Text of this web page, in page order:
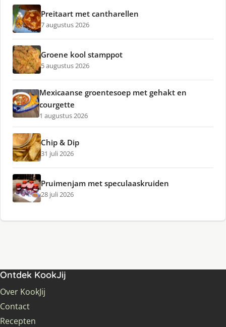
Preitaart met cantharellen
7 augustus 2026
Groene kool stamppot
5 augustus 2026
Mexicaanse groentesoep met gehakt en
courgette
1 augustus 2026
Chip & Dip
31 juli 2026
Pruimenjam met speculaaskruiden
28 juli 2026
Ontdek KookJij
Over KookJij
Contact
Recepten